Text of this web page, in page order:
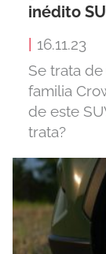
inédito
16.11.23
Se trata
familia
de este
trata?